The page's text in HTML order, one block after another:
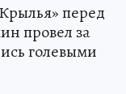
перед
провел за
голевыми